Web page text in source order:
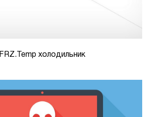
FRZ.Temp холодильник